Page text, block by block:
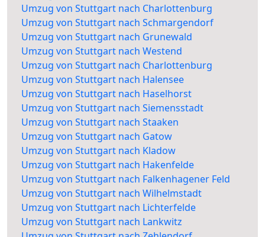
Umzug von Stuttgart nach Charlottenburg
Umzug von Stuttgart nach Schmargendorf
Umzug von Stuttgart nach Grunewald
Umzug von Stuttgart nach Westend
Umzug von Stuttgart nach Charlottenburg
Umzug von Stuttgart nach Halensee
Umzug von Stuttgart nach Haselhorst
Umzug von Stuttgart nach Siemensstadt
Umzug von Stuttgart nach Staaken
Umzug von Stuttgart nach Gatow
Umzug von Stuttgart nach Kladow
Umzug von Stuttgart nach Hakenfelde
Umzug von Stuttgart nach Falkenhagener Feld
Umzug von Stuttgart nach Wilhelmstadt
Umzug von Stuttgart nach Lichterfelde
Umzug von Stuttgart nach Lankwitz